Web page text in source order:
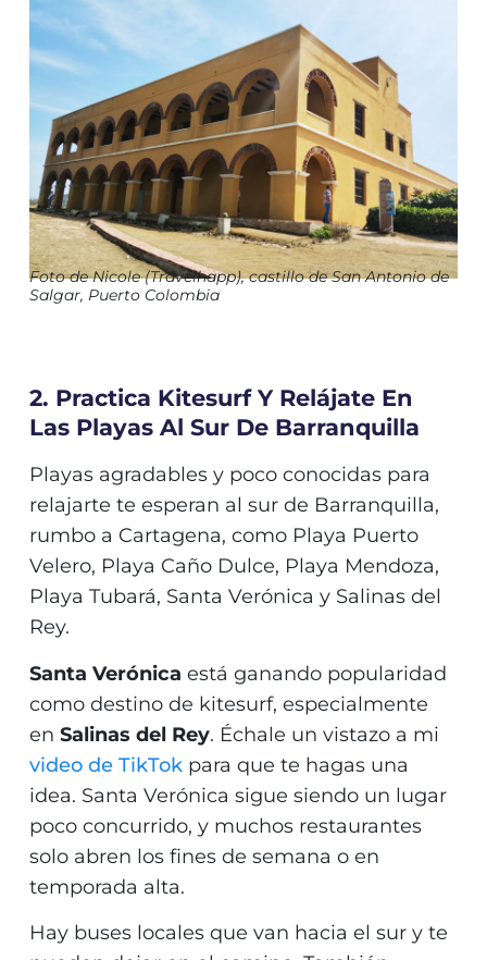
Foto de Nicole (Travelhapp), castillo de San Antonio de
Salgar, Puerto Colombia
2. Practica Kitesurf Y Relájate En
Las Playas Al Sur De Barranquilla
Playas agradables y poco conocidas para
relajarte te esperan al sur de Barranquilla,
rumbo a Cartagena, como Playa Puerto
Velero, Playa Caño Dulce, Playa Mendoza,
Playa Tubará, Santa Verónica y Salinas del
Rey.
Santa Verónica está ganando popularidad
como destino de kitesurf, especialmente
en Salinas del Rey. Échale un vistazo a mi
video de TikTokpara que te hagas una
idea. Santa Verónica sigue siendo un lugar
poco concurrido, y muchos restaurantes
solo abren los fines de semana o en
temporada alta.
Hay buses locales que van hacia el sur y te